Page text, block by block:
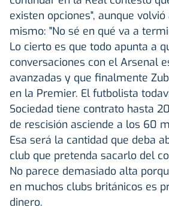
existen opciones", aunque
mismo: "No sé en qué va a
Lo cierto es que todo apunta a
conversaciones con el Arsenal
avanzadas y que finalmente
en la Premier. El futbolista
Sociedad tiene contrato hasta
de rescisión asciende a los 60
Esa será la cantidad que deba
club que pretenda sacarlo del
No parece demasiado alta
en muchos clubs británicos es
dinero.